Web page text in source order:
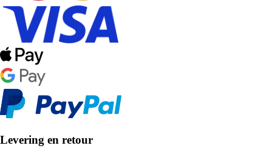
Levering en retour